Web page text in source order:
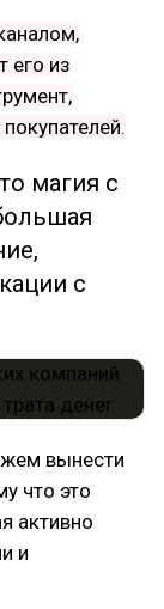
его из
магия с
с
вынести
что это
активно
и